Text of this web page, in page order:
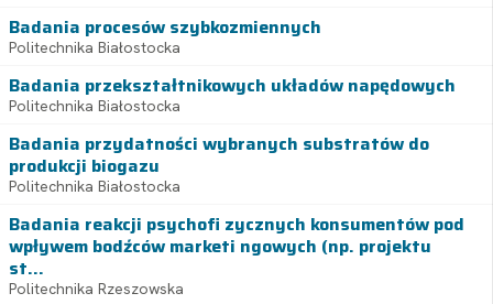
Badania procesów szybkozmiennych
Politechnika Białostocka
Badania przekształtnikowych układów napędowych
Politechnika Białostocka
Badania przydatności wybranych substratów do
produkcji biogazu
Politechnika Białostocka
Badania reakcji psychofi zycznych konsumentów pod
wpływem bodźców marketi ngowych (np. projektu
st...
Politechnika Rzeszowska